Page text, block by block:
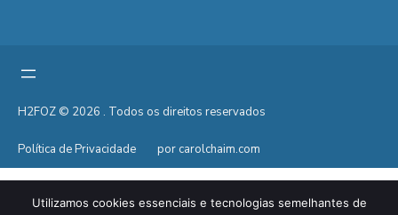
H2FOZ © 2026 . Todos os direitos reservados
Política de Privacidade por carolchaim.com
Utilizamos cookies essenciais e tecnologias semelhantes de